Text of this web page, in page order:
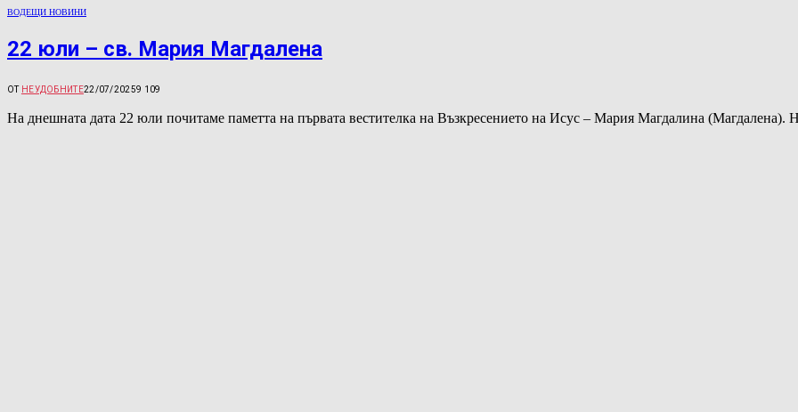
ВОДЕЩИ НОВИНИ
22 юли – св. Мария Магдалена
ОТ НЕУДОБНИТЕ22/07/20259 109
На днешната дата 22 юли почитаме паметта на първата вестителка на Възкресението на Исус – Мария Магдалина (Магдалена).